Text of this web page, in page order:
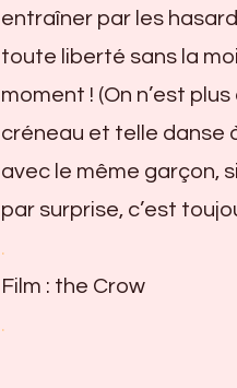
entraîner par les
toute liberté sans la
moment ! (On n’est
créneau et telle danse
avec le même garçon,
par surprise, c’est
.
Film : the Crow
.